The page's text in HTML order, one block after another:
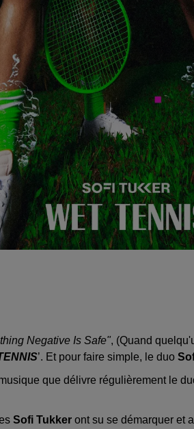
Negative Is Safe", (Quand
’. Et pour faire simple, le duo
que délivre régulièrement le
Sofi Tukker ont su se démarquer et